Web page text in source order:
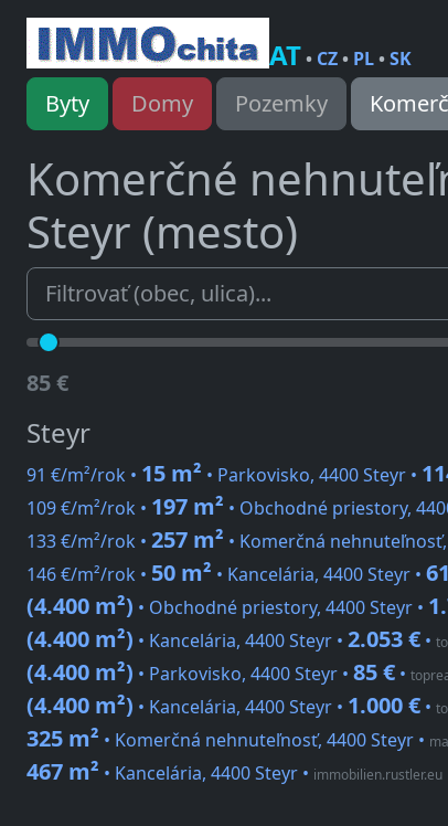
AT• CZ• PL•SK
Byty Domy Pozemky
Komerčné
Steyr (mesto)
85 €
Steyr
91 €/m²/rok • 15 m² • Parkovisko, 4400 Steyr •
109 €/m²/rok • 197 m² • Obchodné priestory,
133 €/m²/rok • 257 m² • Komerčná nehnuteľnosť,
146 €/m²/rok • 50 m² • Kancelária, 4400 Steyr •
(4.400 m²) • Obchodné priestory, 4400 Steyr •
(4.400 m²) • Kancelária, 4400 Steyr • 2.053 € •
(4.400 m²) • Parkovisko, 4400 Steyr • 85 € •
(4.400 m²) • Kancelária, 4400 Steyr • 1.000 € •
325 m² • Komerčná nehnuteľnosť, 4400 Steyr •
467 m² • Kancelária, 4400 Steyr • immobilien.rustler.eu